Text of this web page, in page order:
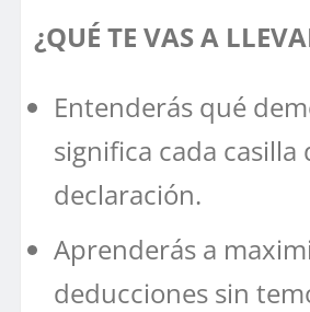
¿QUÉ TE VAS A
Entenderás qué
significa cada casilla
declaración.
Aprenderás a
deducciones sin